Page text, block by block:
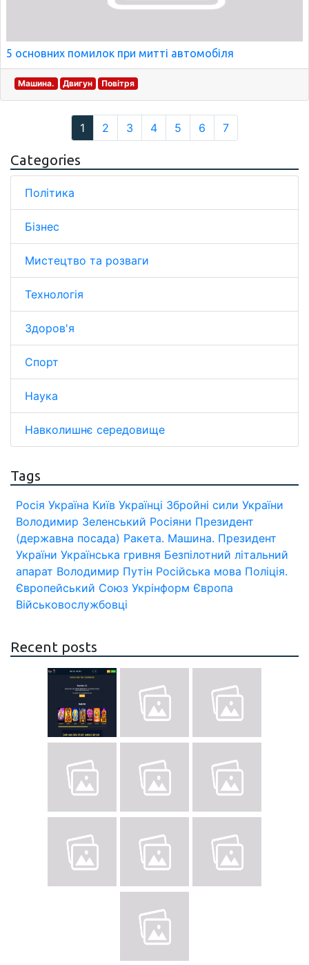
5 основних помилок при митті автомобіля
Машина. Двигун Повітря
1 2 3 4 5 6 7
Categories
Політика
Бізнес
Мистецтво та розваги
Технологія
Здоров'я
Спорт
Наука
Навколишнє середовище
Tags
Росія Україна Київ Українці Збройні сили України
Володимир Зеленський Росіяни Президент
(державна посада) Ракета. Машина. Президент
України Українська гривня Безпілотний літальний
апарат Володимир Путін Російська мова Поліція.
Європейський Союз Укрінформ Європа
Військовослужбовці
Recent posts